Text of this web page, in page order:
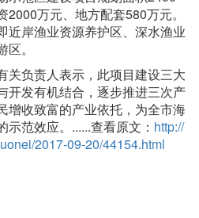
万元、地方配套580万元。
近岸渔业资源养护区、深水渔业
。
负责人表示，此项目建设三大
开发有机结合，逐步推进三次产
增收致富的产业依托，为全市海
范效应。......查看原文： http://
2017-09-20/44154.html